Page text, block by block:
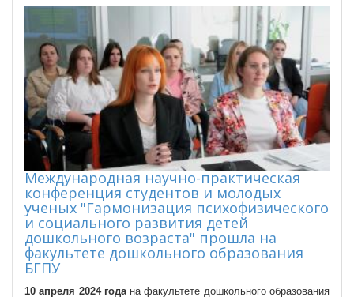
Международная научно-практическая
конференция студентов и молодых
ученых "Гармонизация психофизического
и социального развития детей
дошкольного возраста" прошла на
факультете дошкольного образования
БГПУ
10 апреля 2024 годана факультете дошкольного образования